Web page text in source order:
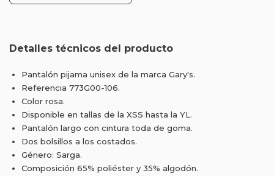
Detalles técnicos del producto
Pantalón pijama unisex de la marca Gary's.
Referencia 773G00-106.
Color rosa.
Disponible en tallas de la XSS hasta la YL.
Pantalón largo con cintura toda de goma.
Dos bolsillos a los costados.
Género: Sarga.
Composición 65% poliéster y 35% algodón.